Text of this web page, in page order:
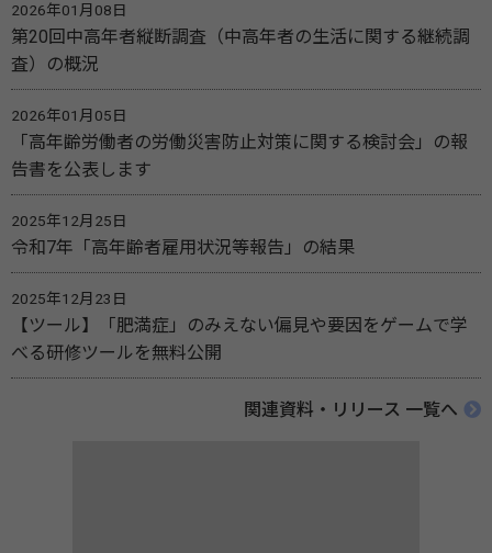
2026年01月08日
第20回中高年者縦断調査（中高年者の生活に関する継続調
査）の概況
2026年01月05日
「高年齢労働者の労働災害防止対策に関する検討会」の報
告書を公表します
2025年12月25日
令和7年「高年齢者雇用状況等報告」の結果
2025年12月23日
【ツール】「肥満症」のみえない偏見や要因をゲームで学
べる研修ツールを無料公開
関連資料・リリース 一覧へ